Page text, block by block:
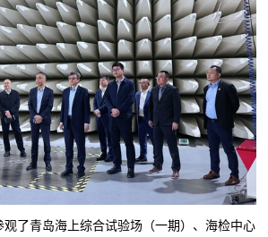
了青岛海上综合试验场（一期）、海检中心